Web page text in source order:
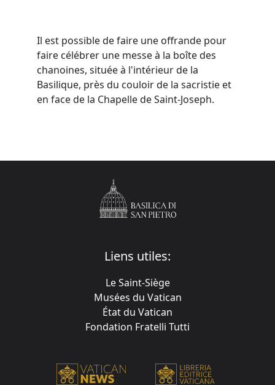
Il est possible de faire une offrande pour
faire célébrer une messe à la boîte des
chanoines, située à l'intérieur de la
Basilique, près du couloir de la sacristie et
en face de la Chapelle de Saint-Joseph.
Liens utiles:
Le Saint-Siège
Musées du Vatican
État du Vatican
Fondation Fratelli Tutti